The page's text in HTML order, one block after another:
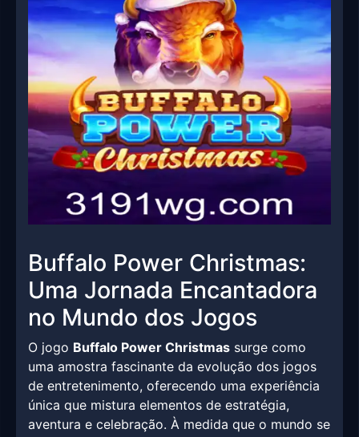
Buffalo Power Christmas:
Uma Jornada Encantadora
no Mundo dos Jogos
O jogo Buffalo Power Christmas surge como
uma amostra fascinante da evolução dos jogos
de entretenimento, oferecendo uma experiência
única que mistura elementos de estratégia,
aventura e celebração. À medida que o mundo se